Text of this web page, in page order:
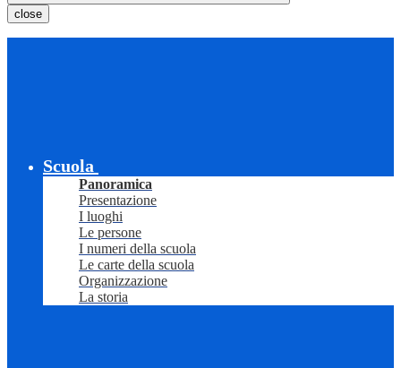
close
Scuola
Panoramica
Presentazione
I luoghi
Le persone
I numeri della scuola
Le carte della scuola
Organizzazione
La storia